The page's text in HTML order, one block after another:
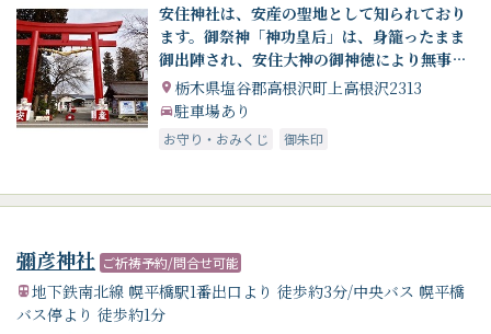
安住神社は、安産の聖地として知られており
ます。御祭神「神功皇后」は、身籠ったまま
御出陣され、安住大神の御神徳により無事帰
還され応神天皇をお生みになられました
栃木県塩谷郡高根沢町上高根沢2313
駐車場あり
お守り・おみくじ 御朱印
彌彦神社 ご祈祷予約/問合せ可能
地下鉄南北線 幌平橋駅1番出口より 徒歩約3分/中央バス 幌平橋
バス停より 徒歩約1分